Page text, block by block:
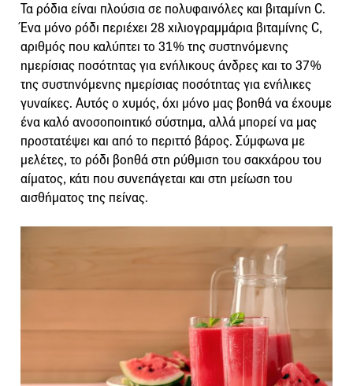
Τα ρόδια είναι πλούσια σε πολυφαινόλες και βιταμίνη C.
Ένα μόνο ρόδι περιέχει 28 χιλιογραμμάρια βιταμίνης C,
αριθμός που καλύπτει το 31% της συστηνόμενης
ημερίσιας ποσότητας για ενήλικους άνδρες και το 37%
της συστηνόμενης ημερίσιας ποσότητας για ενήλικες
γυναίκες. Αυτός ο χυμός, όχι μόνο μας βοηθά να έχουμε
ένα καλό ανοσοποιητικό σύστημα, αλλά μπορεί να μας
προστατέψει και από το περιττό βάρος. Σύμφωνα με
μελέτες, το ρόδι βοηθά στη ρύθμιση του σακχάρου του
αίματος, κάτι που συνεπάγεται και στη μείωση του
αισθήματος της πείνας.